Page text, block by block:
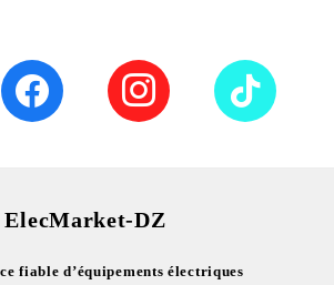
ElecMarket-DZ
fiable d’équipements électriques